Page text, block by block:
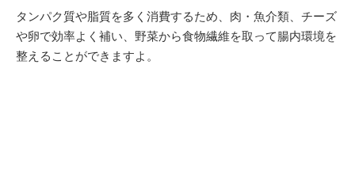
タンパク質や脂質を多く消費するため、肉・魚介類、チーズ
や卵で効率よく補い、野菜から食物繊維を取って腸内環境を
整えることができますよ。